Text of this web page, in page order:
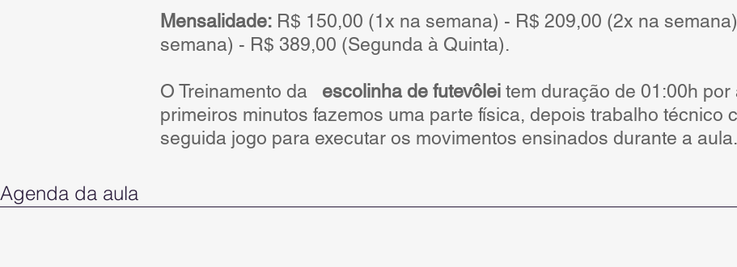
Mensalidade: R$ 150,00 (1x na semana) - R$ 209,00 (2x na
semana) - R$ 389,00 (Segunda à Quinta).
O Treinamento da escolinha de futevôlei tem duração de 01:00h
primeiros minutos fazemos uma parte física, depois trabalho técnico
seguida jogo para executar os movimentos ensinados durante a aula.​
Agenda da aula